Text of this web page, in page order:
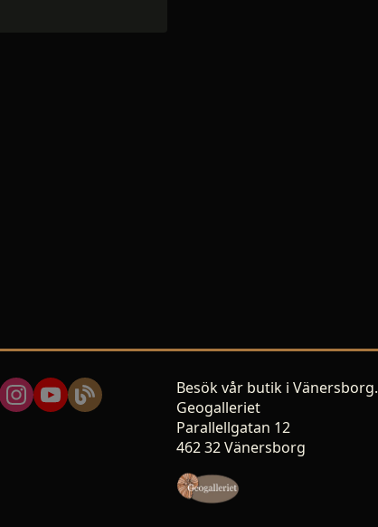
Besök vår butik i Vänersborg.
Geogalleriet
Parallellgatan 12
462 32 Vänersborg